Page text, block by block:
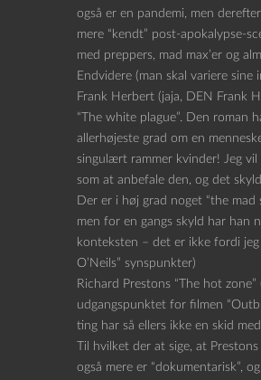
også er en pandemi, men
mere “kendt” post-apokalypse-
med preppers, mad max’er og
Endvidere (man skal variere sine
Frank Herbert (jaja, DEN Frank
“The white plague”. Den roman
allerhøjeste grad om en
singulært rammer kvinder! Jeg vil
som at anbefale den, og det
Der er i høj grad noget “the mad
men for en gangs skyld har han
konteksten – det er ikke fordi jeg
O’Neils” synspunkter)
Richard Prestons “The hot zone”
udgangspunktet for filmen
ting har så ellers ikke en skid
Til hvilket der at sige, at
også mere er “dokumentarisk”,